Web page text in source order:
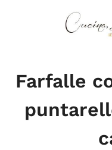
Farfalle